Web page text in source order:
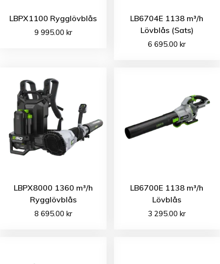
LBPX1100 Rygglövblås
9 995.00 kr
LB6704E 1138 m³/h
Lövblås (Sats)
6 695.00kr
LBPX8000 1360 m³/h
Rygglövblås
8 695.00 kr
LB6700E 1138 m³/h
Lövblås
3 295.00kr